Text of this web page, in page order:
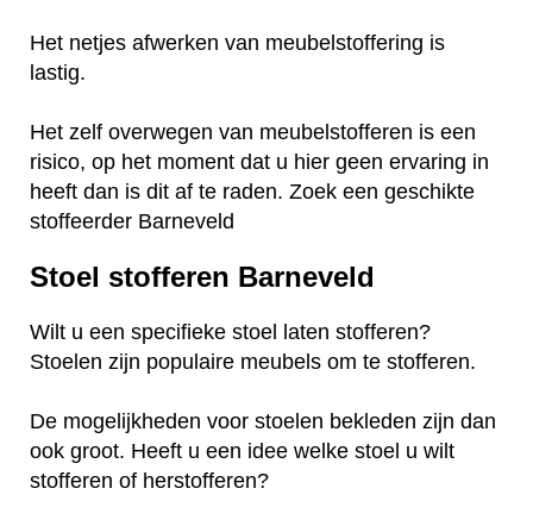
Het netjes afwerken van meubelstoffering is
lastig.
Het zelf overwegen van meubelstofferen is een
risico, op het moment dat u hier geen ervaring in
heeft dan is dit af te raden. Zoek een geschikte
stoffeerder Barneveld
Stoel stofferen Barneveld
Wilt u een specifieke stoel laten stofferen?
Stoelen zijn populaire meubels om te stofferen.
De mogelijkheden voor stoelen bekleden zijn dan
ook groot. Heeft u een idee welke stoel u wilt
stofferen of herstofferen?